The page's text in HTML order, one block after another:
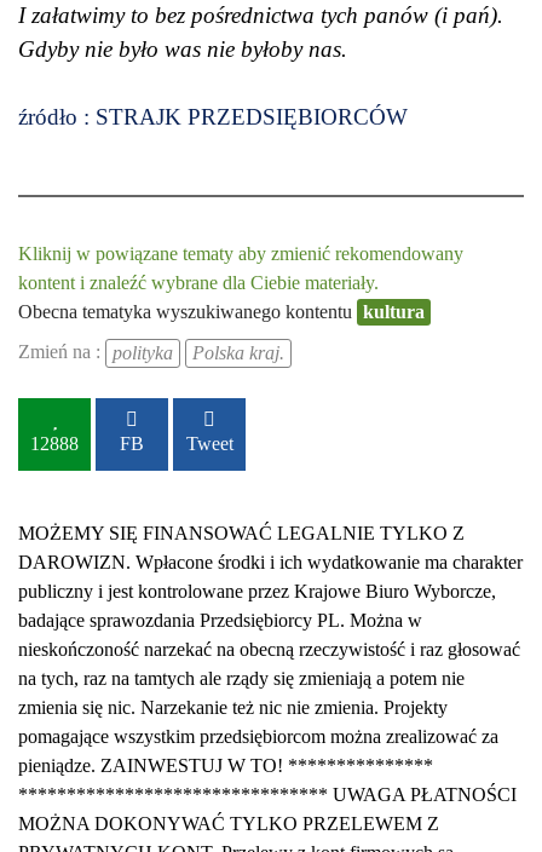
I załatwimy to bez pośrednictwa tych panów (i pań).
Gdyby nie było was nie byłoby nas.
źródło : STRAJK PRZEDSIĘBIORCÓW
Kliknij w powiązane tematy aby zmienić rekomendowany
kontent i znaleźć wybrane dla Ciebie materiały.
Obecna tematyka wyszukiwanego kontentu kultura
Zmień na :
polityka Polska kraj.
12888 FB Tweet
MOŻEMY SIĘ FINANSOWAĆ LEGALNIE TYLKO Z
DAROWIZN. Wpłacone środki i ich wydatkowanie ma charakter
publiczny i jest kontrolowane przez Krajowe Biuro Wyborcze,
badające sprawozdania Przedsiębiorcy PL. Można w
nieskończoność narzekać na obecną rzeczywistość i raz głosować
na tych, raz na tamtych ale rządy się zmieniają a potem nie
zmienia się nic. Narzekanie też nic nie zmienia. Projekty
pomagające wszystkim przedsiębiorcom można zrealizować za
pieniądze. ZAINWESTUJ W TO! ***************
******************************** UWAGA PŁATNOŚCI
MOŻNA DOKONYWAĆ TYLKO PRZELEWEM Z